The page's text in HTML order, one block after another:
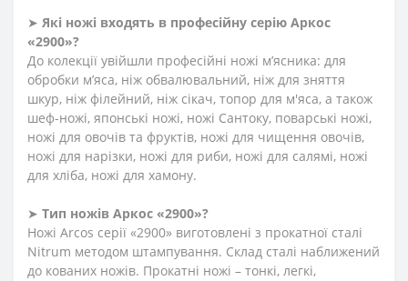
➤ Які ножі входять в професійну серію Аркос
«2900»?
До колекції увійшли професійні ножі м’ясника: для
обробки м’яса, ніж обвалювальний, ніж для зняття
шкур, ніж філейний, ніж сікач, топор для м'яса, а також
шеф-ножі, японські ножі, ножі Сантоку, поварські ножі,
ножі для овочів та фруктів, ножі для чищення овочів,
ножі для нарізки, ножі для риби, ножі для салямі, ножі
для хліба, ножі для хамону.
➤ Тип ножів Аркос «2900»?
Ножі Arcos серії «2900» виготовлені з прокатної сталі
Nitrum методом штампування. Склад сталі наближений
до кованих ножів. Прокатні ножі – тонкі, легкі,